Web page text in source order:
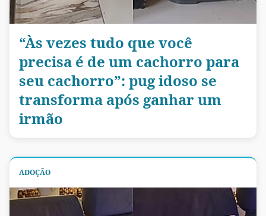
“Às vezes tudo que você
precisa é de um cachorro para
seu cachorro”: pug idoso se
transforma após ganhar um
irmão
ADOÇÃO